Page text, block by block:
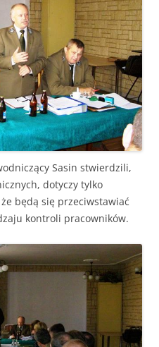
Sasin stwierdzili,
dotyczy tylko
będą się przeciwstawiać
kontroli pracowników.